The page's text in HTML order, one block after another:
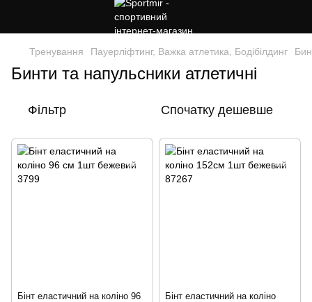
Тренування Пауерліфтинг, Важка атлетика, Бодібілдинг
Бинти та напульсники атлетичні
Фільтр Спочатку дешевше
Бінт еластичний на коліно 96
Бінт еластичний на коліно